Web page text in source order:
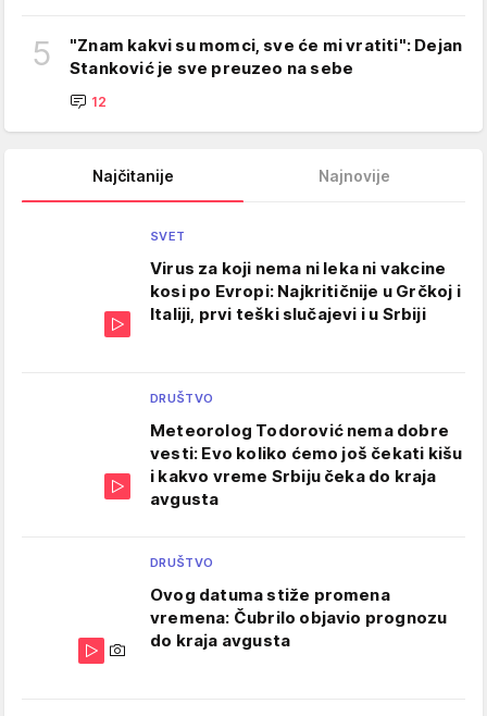
5
"Znam kakvi su momci, sve će mi vratiti": Dejan
Stanković je sve preuzeo na sebe
12
Najčitanije Najnovije
SVET
Virus za koji nema ni leka ni vakcine
kosi po Evropi: Najkritičnije u Grčkoj i
Italiji, prvi teški slučajevi i u Srbiji
DRUŠTVO
Meteorolog Todorović nema dobre
vesti: Evo koliko ćemo još čekati kišu
i kakvo vreme Srbiju čeka do kraja
avgusta
DRUŠTVO
Ovog datuma stiže promena
vremena: Čubrilo objavio prognozu
do kraja avgusta